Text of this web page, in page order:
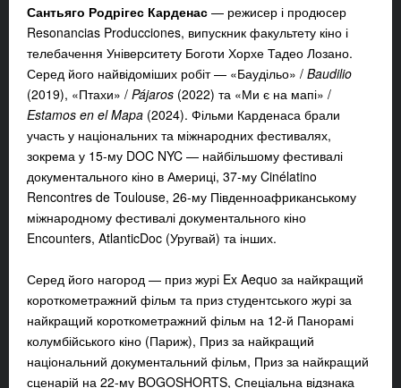
Сантьяго Родрігес Карденас — режисер і продюсер
Resonancias Producciones, випускник факультету кіно і
телебачення Університету Боготи Хорхе Тадео Лозано.
Серед його найвідоміших робіт — «Баудільо» / Baudilio
(2019), «Птахи» / Pájaros (2022) та «Ми є на мапі» /
Estamos en el Mapa (2024). Фільми Карденаса брали
участь у національних та міжнародних фестивалях,
зокрема у 15-му DOC NYC — найбільшому фестивалі
документального кіно в Америці, 37-му Cinélatino
Rencontres de Toulouse, 26-му Південноафриканському
міжнародному фестивалі документального кіно
Encounters, AtlanticDoc (Уругвай) та інших.
Серед його нагород — приз журі Ex Aequo за найкращий
короткометражний фільм та приз студентського журі за
найкращий короткометражний фільм на 12-й Панорамі
колумбійського кіно (Париж), Приз за найкращий
національний документальний фільм, Приз за найкращий
сценарій на 22-му BOGOSHORTS, Спеціальна відзнака